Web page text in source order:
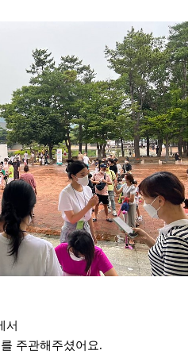
서
주관해주셨어요.